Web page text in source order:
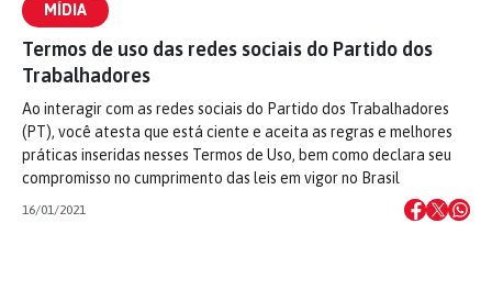
MÍDIA
Termos de uso das redes sociais do Partido dos
Trabalhadores
Ao interagir com as redes sociais do Partido dos Trabalhadores
(PT), você atesta que está ciente e aceita as regras e melhores
práticas inseridas nesses Termos de Uso, bem como declara seu
compromisso no cumprimento das leis em vigor no Brasil
16/01/2021